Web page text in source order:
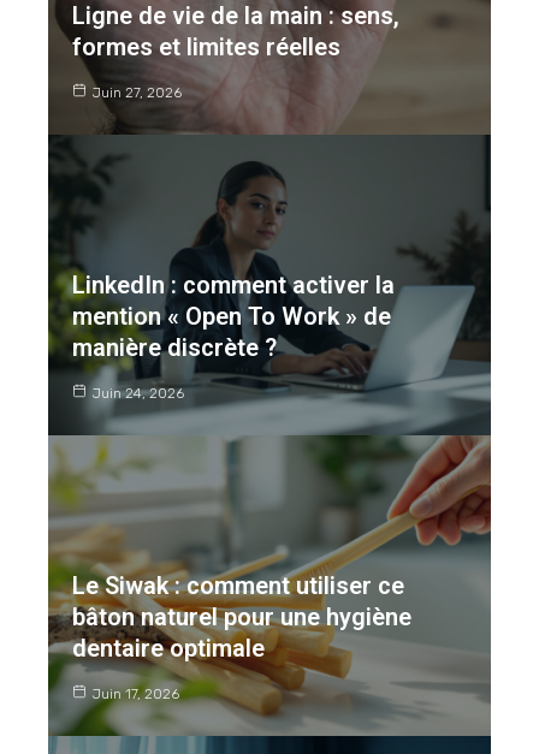
Ligne de vie de la main : sens,
formes et limites réelles
Juin 27, 2026
LinkedIn : comment activer la
mention « Open To Work » de
manière discrète ?
Juin 24, 2026
Le Siwak : comment utiliser ce
bâton naturel pour une hygiène
dentaire optimale
Juin 17, 2026